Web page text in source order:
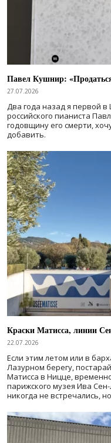
Павел Кушнир:
27.07.2026
Два года назад я первой
российского пианиста
годовщину его смерти,
добавить.
Краски Матисса, линии
22.07.2026
Если этим летом или в
Лазурном берегу,
Матисса в Ницце,
парижского музея Ива
никогда не встречались,